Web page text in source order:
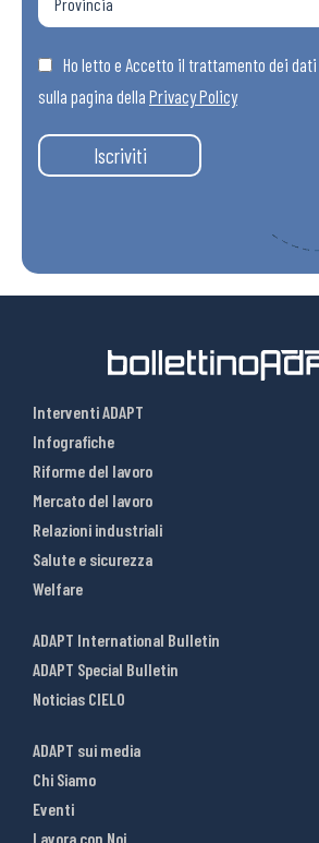
Ho letto e Accetto il trattamento dei
sulla pagina della Privacy Policy
Iscriviti
Interventi ADAPT
Infografiche
Riforme del lavoro
Mercato del lavoro
Relazioni industriali
Salute e sicurezza
Welfare
ADAPT International Bulletin
ADAPT Special Bulletin
Noticias CIELO
ADAPT sui media
Chi Siamo
Eventi
Lavora con Noi